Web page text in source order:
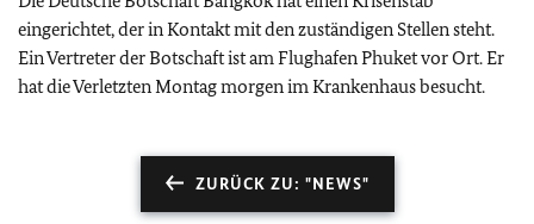
eingerichtet, der in Kontakt mit den zuständigen Stellen steht.
Ein Vertreter der Botschaft ist am Flughafen Phuket vor Ort. Er
hat die Verletzten Montag morgen im Krankenhaus besucht.
ZURÜCK ZU: "NEWS"